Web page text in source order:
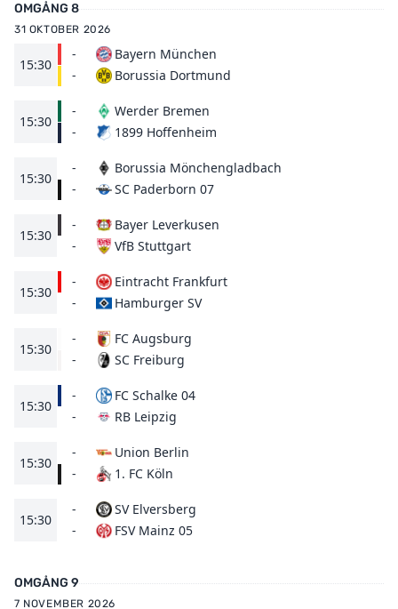
OMGÅNG 8
31 OKTOBER 2026
15:30
-
-
Bayern München
Borussia Dortmund
15:30
-
-
Werder Bremen
1899 Hoffenheim
15:30
-
-
Borussia Mönchengladbach
SC Paderborn 07
15:30
-
-
Bayer Leverkusen
VfB Stuttgart
15:30
-
-
Eintracht Frankfurt
Hamburger SV
15:30
-
-
FC Augsburg
SC Freiburg
15:30
-
-
FC Schalke 04
RB Leipzig
15:30
-
-
Union Berlin
1. FC Köln
15:30
-
-
SV Elversberg
FSV Mainz 05
OMGÅNG 9
7 NOVEMBER 2026